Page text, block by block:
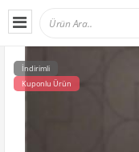
İndirimli
Kuponlu Ürün